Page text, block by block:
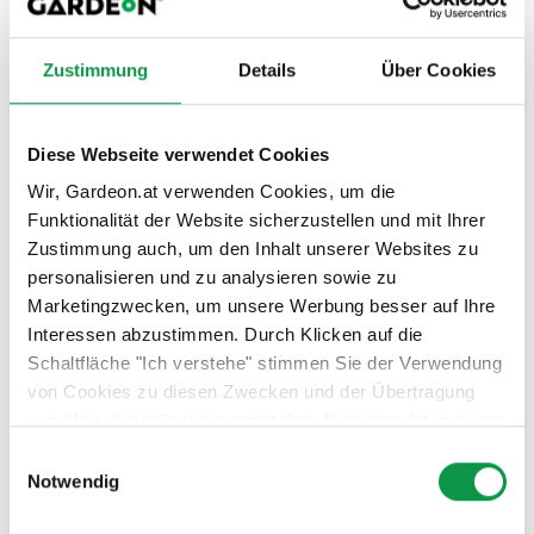
Zustimmung Details Über Cookies
Diese Webseite verwendet Cookies
Wir, Gardeon.at verwenden Cookies, um die
Funktionalität der Website sicherzustellen und mit Ihrer
Zustimmung auch, um den Inhalt unserer Websites zu
personalisieren und zu analysieren sowie zu
Marketingzwecken, um unsere Werbung besser auf Ihre
Interessen abzustimmen. Durch Klicken auf die
Schaltfläche "Ich verstehe" stimmen Sie der Verwendung
von Cookies zu diesen Zwecken und der Übertragung
Werbung in sozialen Netzwerken und Werbenetzwerken
auf anderen Websites zu. Diese Zustimmung ist freiwillig
Notwendig
Weil uns die Zukunft am Herzen liegt, zeigen wir
das mit unserem zertifizierten CO₂-Ausgleich.
Bei GARDEON legen wir großen Wert auf die Qualität
unserer Produkte und Dienstleistungen. Gleichzeitig ist uns
ein respektvoller und hilfsbereiter...Viac